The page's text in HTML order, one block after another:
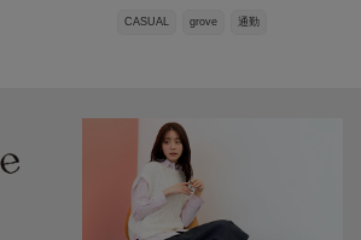
CASUAL grove 通勤